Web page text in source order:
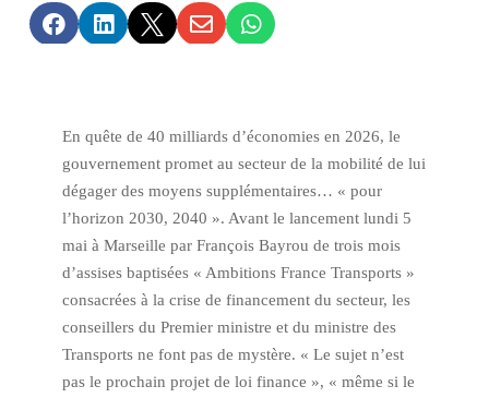
    
En quête de 40 milliards d’économies en 2026, le
gouvernement promet au secteur de la mobilité de lui
dégager des moyens supplémentaires… « pour
l’horizon 2030, 2040 ». Avant le lancement lundi 5
mai à Marseille par François Bayrou de trois mois
d’assises baptisées « Ambitions France Transports »
consacrées à la crise de financement du secteur, les
conseillers du Premier ministre et du ministre des
Transports ne font pas de mystère. « Le sujet n’est
pas le prochain projet de loi finance », « même si le